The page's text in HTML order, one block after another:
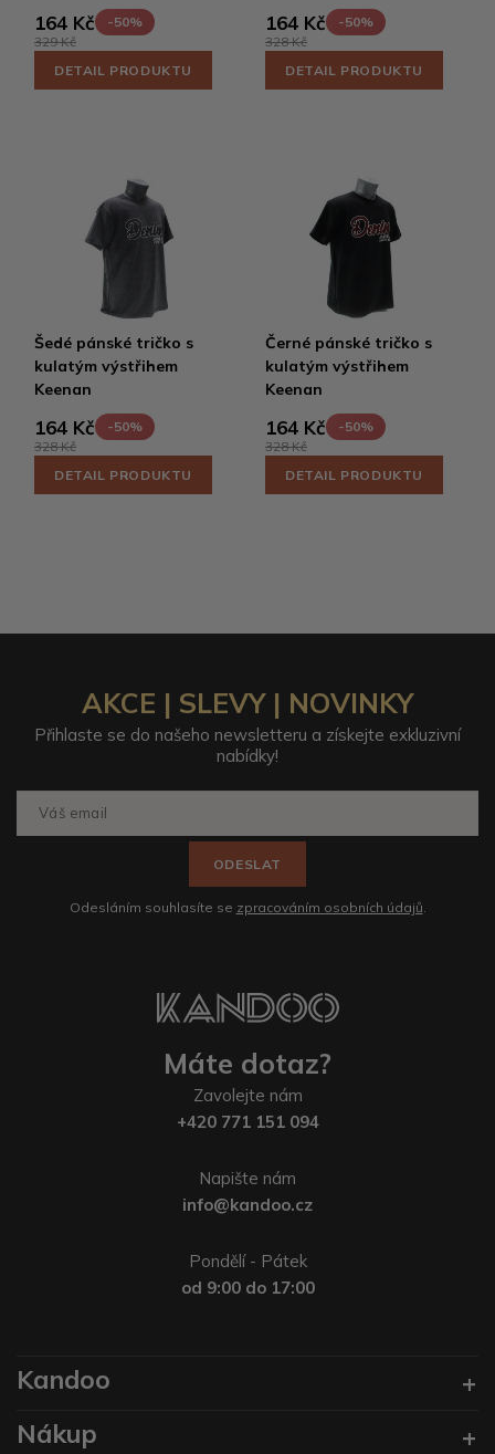
164 Kč
-50%
329 Kč
DETAIL PRODUKTU
164 Kč
-50%
328 Kč
DETAIL PRODUKTU
Šedé pánské tričko s
kulatým výstřihem
Keenan
164 Kč
-50%
328 Kč
DETAIL PRODUKTU
Černé pánské tričko s
kulatým výstřihem
Keenan
164 Kč
-50%
328 Kč
DETAIL PRODUKTU
AKCE | SLEVY | NOVINKY
Přihlaste se do našeho newsletteru a získejte exkluzivní
nabídky!
ODESLAT
Odesláním souhlasíte se zpracováním osobních údajů
Máte dotaz?
Zavolejte nám
+420 771 151 094
Napište nám
info@kandoo.cz
Pondělí - Pátek
od 9:00 do 17:00
Kandoo
Nákup